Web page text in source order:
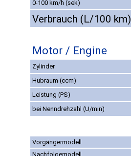
0-100 km/h (sek)
Verbrauch (L/100 km)
Motor / Engine
Zylinder
Hubraum (ccm)
Leistung (PS)
bei Nenndrehzahl (U/min)
Vorgängermodell
Nachfolgemodell